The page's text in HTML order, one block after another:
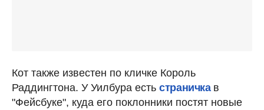
Кот также известен по кличке Король
Раддингтона. У Уилбура есть страничка в
"Фейсбуке", куда его поклонники постят новые